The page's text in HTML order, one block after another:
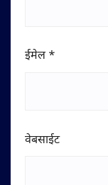
ईमेल *
वेबसाईट